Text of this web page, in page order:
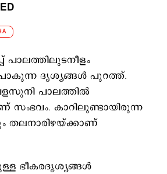
പാലത്തിലുടനീളം
ദൃശ്യങ്ങള്‍ പുറത്ത്.
പാലത്തില്‍
സംഭവം. കാറിലുണ്ടായിരുന്ന
ഭീകരദൃശ്യങ്ങള്‍